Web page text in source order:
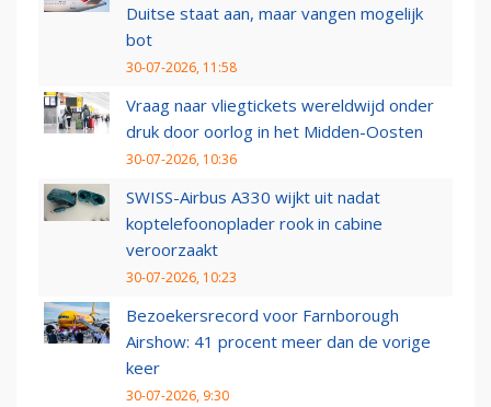
Duitse staat aan, maar vangen mogelijk
bot
30-07-2026, 11:58
Vraag naar vliegtickets wereldwijd onder
druk door oorlog in het Midden-Oosten
30-07-2026, 10:36
SWISS-Airbus A330 wijkt uit nadat
koptelefoonoplader rook in cabine
veroorzaakt
30-07-2026, 10:23
Bezoekersrecord voor Farnborough
Airshow: 41 procent meer dan de vorige
keer
30-07-2026, 9:30